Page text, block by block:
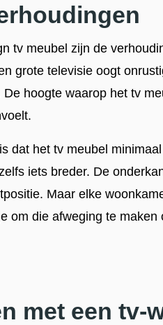
tv meubel zijn de
grote televisie oogt
hoogte waarop het tv
dat het tv meubel
iets breder. De
Maar elke
om die afweging te
met een tv-